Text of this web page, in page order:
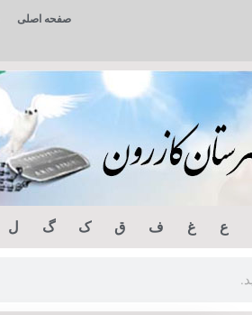
صفحه اصلی
ع غ ف ق ک گ ل